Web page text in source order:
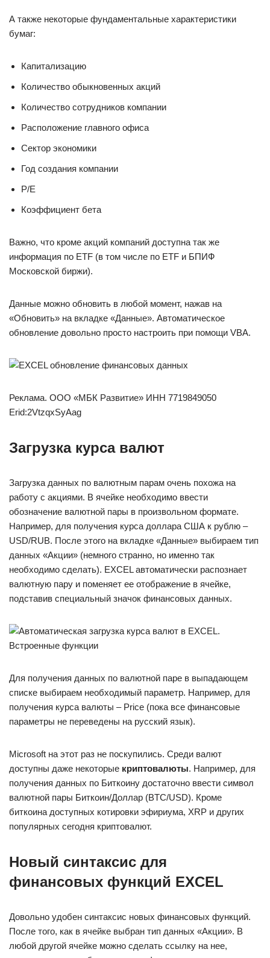
А также некоторые фундаментальные характеристики
бумаг:
Капитализацию
Количество обыкновенных акций
Количество сотрудников компании
Расположение главного офиса
Сектор экономики
Год создания компании
P/E
Коэффициент бета
Важно, что кроме акций компаний доступна так же
информация по ETF (в том числе по ETF и БПИФ
Московской биржи).
Данные можно обновить в любой момент, нажав на
«Обновить» на вкладке «Данные». Автоматическое
обновление довольно просто настроить при помощи VBA.
Реклама. ООО «МБК Развитие» ИНН 7719849050
Erid:2VtzqxSyAag
Загрузка курса валют
Загрузка данных по валютным парам очень похожа на
работу с акциями. В ячейке необходимо ввести
обозначение валютной пары в произвольном формате.
Например, для получения курса доллара США к рублю –
USD/RUB. После этого на вкладке «Данные» выбираем тип
данных «Акции» (немного странно, но именно так
необходимо сделать). EXCEL автоматически распознает
валютную пару и поменяет ее отображение в ячейке,
подставив специальный значок финансовых данных.
Для получения данных по валютной паре в выпадающем
списке выбираем необходимый параметр. Например, для
получения курса валюты – Price (пока все финансовые
параметры не переведены на русский язык).
Microsoft на этот раз не поскупились. Среди валют
доступны даже некоторые криптовалюты. Например, для
получения данных по Биткоину достаточно ввести символ
валютной пары Биткоин/Доллар (BTC/USD). Кроме
биткоина доступных котировки эфириума, XRP и других
популярных сегодня криптовалют.
Новый синтаксис для
финансовых функций EXCEL
Довольно удобен синтаксис новых финансовых функций.
После того, как в ячейке выбран тип данных «Акции». В
любой другой ячейке можно сделать ссылку на нее,